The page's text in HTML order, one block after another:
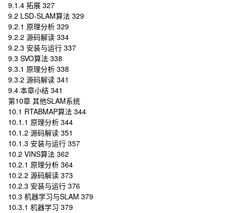
9.1.4 拓展 327
9.2 LSD-SLAM算法 329
9.2.1 原理分析 329
9.2.2 源码解读 334
9.2.3 安装与运行 337
9.3 SVO算法 338
9.3.1 原理分析 338
9.3.2 源码解读 341
9.4 本章小结 341
第10章 其他SLAM系统
10.1 RTABMAP算法 344
10.1.1 原理分析 344
10.1.2 源码解读 351
10.1.3 安装与运行 357
10.2 VINS算法 362
10.2.1 原理分析 364
10.2.2 源码解读 373
10.2.3 安装与运行 376
10.3 机器学习与SLAM 379
10.3.1 机器学习 379